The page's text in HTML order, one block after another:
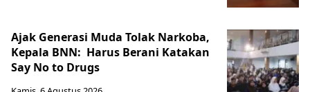
Ajak Generasi Muda Tolak Narkoba,
Kepala BNN: Harus Berani Katakan
Say No to Drugs